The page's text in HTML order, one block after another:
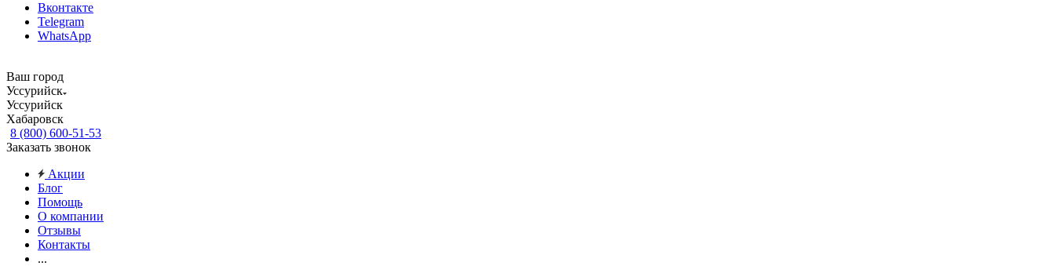
Вконтакте
Telegram
WhatsApp
Ваш город
Уссурийск
Уссурийск
Хабаровск
8 (800) 600-51-53
Заказать звонок
Акции
Блог
Помощь
О компании
Отзывы
Контакты
...